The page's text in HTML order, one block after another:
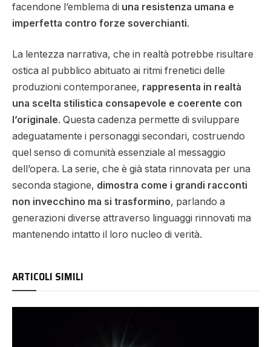
facendone l’emblema di una resistenza umana e
imperfetta contro forze soverchianti.
La lentezza narrativa, che in realtà potrebbe risultare
ostica al pubblico abituato ai ritmi frenetici delle
produzioni contemporanee, rappresenta in realtà
una scelta stilistica consapevole e coerente con
l’originale. Questa cadenza permette di sviluppare
adeguatamente i personaggi secondari, costruendo
quel senso di comunità essenziale al messaggio
dell’opera. La serie, che è già stata rinnovata per una
seconda stagione, dimostra come i grandi racconti
non invecchino ma si trasformino, parlando a
generazioni diverse attraverso linguaggi rinnovati ma
mantenendo intatto il loro nucleo di verità.​​​​​​​​​​​​​​​​
ARTICOLI SIMILI